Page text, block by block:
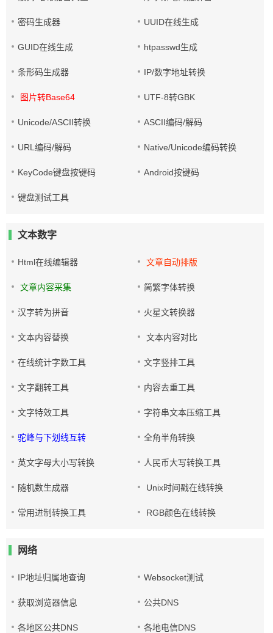
密码生成器 UUID在线生成
GUID在线生成 htpasswd生成
条形码生成器 IP/数字地址转换
图片转Base64 UTF-8转GBK
Unicode/ASCII转换 ASCII编码/解码
URL编码/解码 Native/Unicode编码转换
KeyCode键盘按键码 Android按键码
键盘测试工具
文本数字
Html在线编辑器 文章自动排版
文章内容采集 简繁字体转换
汉字转为拼音 火星文转换器
文本内容替换 文本内容对比
在线统计字数工具 文字竖排工具
文字翻转工具 内容去重工具
文字特效工具 字符串文本压缩工具
驼峰与下划线互转 全角半角转换
英文字母大小写转换 人民币大写转换工具
随机数生成器 Unix时间戳在线转换
常用进制转换工具 RGB颜色在线转换
网络
IP地址归属地查询 Websocket测试
获取浏览器信息 公共DNS
各地区公共DNS 各地电信DNS